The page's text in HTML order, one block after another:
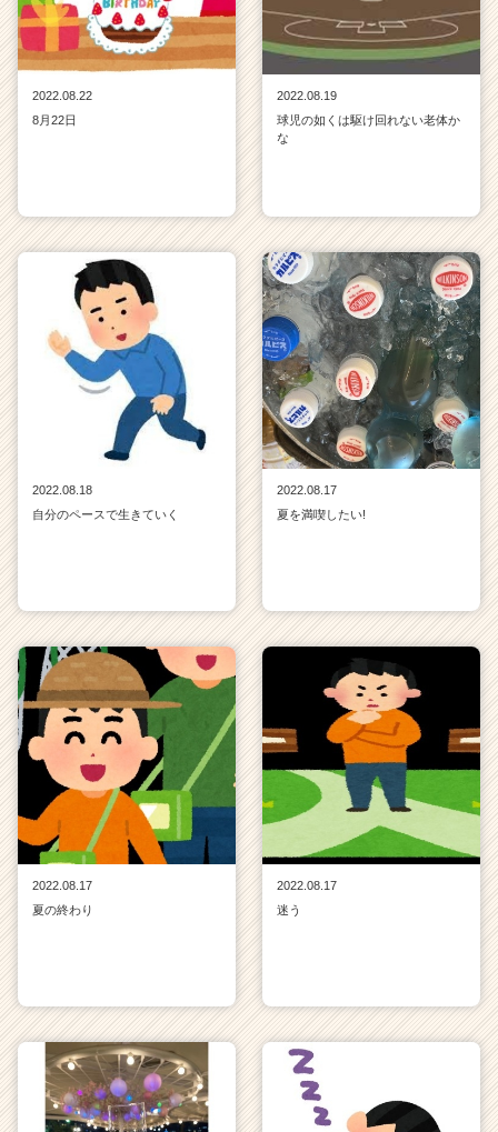
2022.08.22
8月22日
2022.08.19
球児の如くは駆け回れない老体か
な
2022.08.18
自分のペースで生きていく
2022.08.17
夏を満喫したい!
2022.08.17
夏の終わり
2022.08.17
迷う